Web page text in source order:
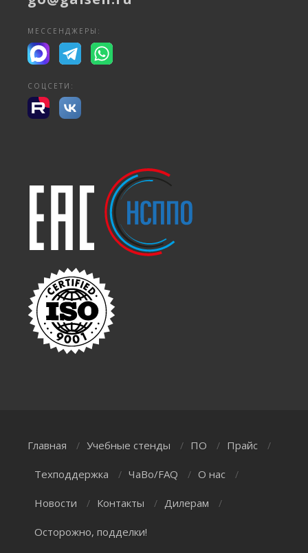
МЕССЕНДЖЕРЫ:
СОЦСЕТИ:
Главная / Учебные стенды / ПО / Прайс /
Техподдержка / ЧаВо/FAQ / О нас /
Новости / Контакты / Дилерам /
Осторожно, подделки!